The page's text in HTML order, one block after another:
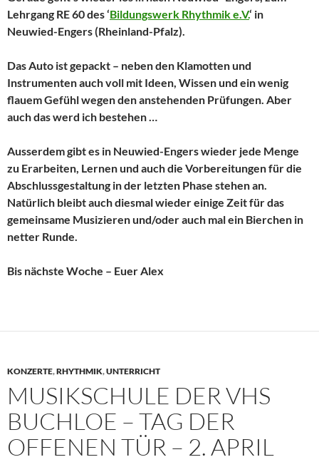
Lehrgang RE 60 des ‘Bildungswerk Rhythmik e.V.‘ in
Neuwied-Engers (Rheinland-Pfalz).
Das Auto ist gepackt – neben den Klamotten und
Instrumenten auch voll mit Ideen, Wissen und ein wenig
flauem Gefühl wegen den anstehenden Prüfungen. Aber
auch das werd ich bestehen …
Ausserdem gibt es in Neuwied-Engers wieder jede Menge
zu Erarbeiten, Lernen und auch die Vorbereitungen für die
Abschlussgestaltung in der letzten Phase stehen an.
Natürlich bleibt auch diesmal wieder einige Zeit für das
gemeinsame Musizieren und/oder auch mal ein Bierchen in
netter Runde.
Bis nächste Woche – Euer Alex
KONZERTE,RHYTHMIK,UNTERRICHT
MUSIKSCHULE DER VHS
BUCHLOE – TAG DER
OFFENEN TÜR – 2. APRIL